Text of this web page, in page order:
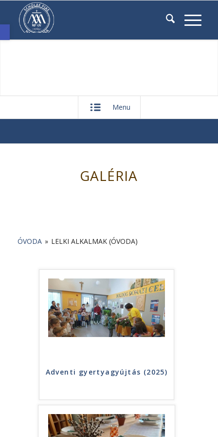
Menu
GALÉRIA
ÓVODA » LELKI ALKALMAK (ÓVODA)
Adventi gyertyagyújtás (2025)
Eszköztár megnyitása